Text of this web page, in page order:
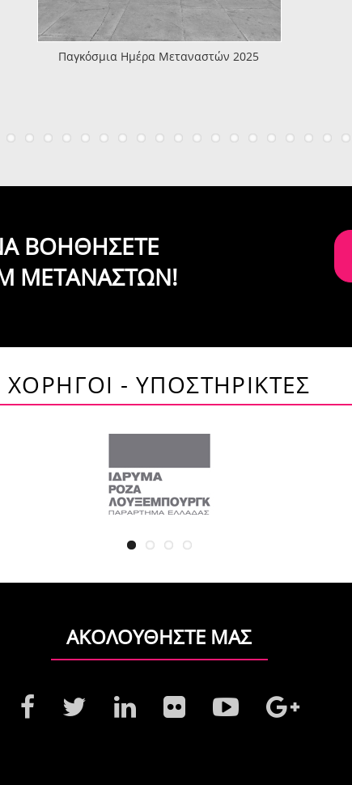
Παγκόσμια Ημέρα Μεταναστών 2025
ΒΟΗΘΗΣΕΤΕ
ΜΕΤΑΝΑΣΤΩΝ!
ΧΟΡΗΓΟΙ - ΥΠΟΣΤΗΡΙΚΤΕΣ
ΑΚΟΛΟΥΘΗΣΤΕ ΜΑΣ